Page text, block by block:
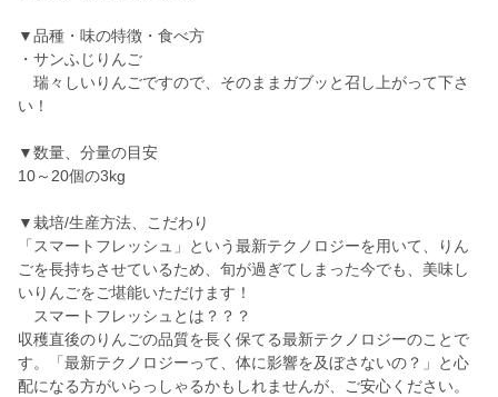
▼品種・味の特徴・食べ方
・サンふじりんご
瑞々しいりんごですので、そのままガブッと召し上がって下さ
い！
▼数量、分量の目安
10～20個の3kg
▼栽培/生産方法、こだわり
「スマートフレッシュ」という最新テクノロジーを用いて、りん
ごを長持ちさせているため、旬が過ぎてしまった今でも、美味し
いりんごをご堪能いただけます！
スマートフレッシュとは？？？
収穫直後のりんごの品質を長く保てる最新テクノロジーのことで
す。「最新テクノロジーって、体に影響を及ぼさないの？」と心
配になる方がいらっしゃるかもしれませんが、ご安心ください。